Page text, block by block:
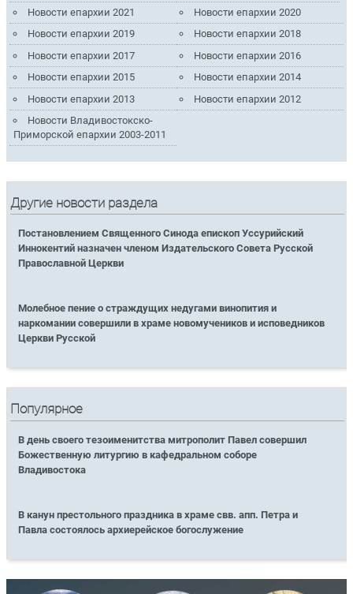
Новости епархии 2021
Новости епархии 2020
Новости епархии 2019
Новости епархии 2018
Новости епархии 2017
Новости епархии 2016
Новости епархии 2015
Новости епархии 2014
Новости епархии 2013
Новости епархии 2012
Новости Владивостокско-
Приморской епархии 2003-2011
Другие новости раздела
Постановлением Священного Синода епископ Уссурийский
Иннокентий назначен членом Издательского Совета Русской
Православной Церкви
Молебное пение о страждущих недугами винопития и
наркомании совершили в храме новомучеников и исповедников
Церкви Русской
Популярное
В день своего тезоименитства митрополит Павел совершил
Божественную литургию в кафедральном соборе
Владивостока
В канун престольного праздника в храме свв. апп. Петра и
Павла состоялось архиерейское богослужение